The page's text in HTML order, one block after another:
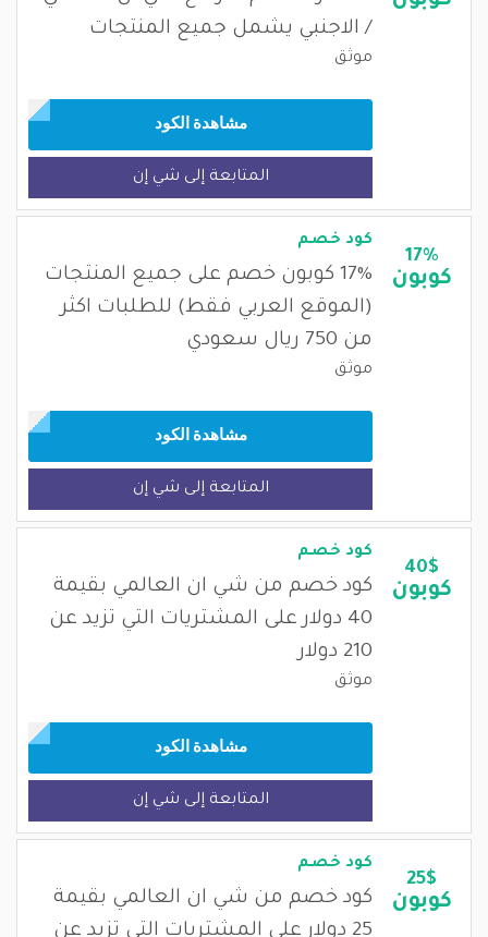
/ الاجنبي يشمل جميع المنتجات
موثق
مشاهدة الكود
المتابعة إلى شي إن
17%
كوبون
كود خصم
17% كوبون خصم على جميع المنتجات
(الموقع العربي فقط) للطلبات اكثر
من 750 ريال سعودي
موثق
مشاهدة الكود
المتابعة إلى شي إن
40$
كوبون
كود خصم
كود خصم من شي ان العالمي بقيمة
40 دولار على المشتريات التي تزيد عن
210 دولار
موثق
مشاهدة الكود
المتابعة إلى شي إن
25$
كوبون
كود خصم
كود خصم من شي ان العالمي بقيمة
25 دولار على المشتريات التي تزيد عن